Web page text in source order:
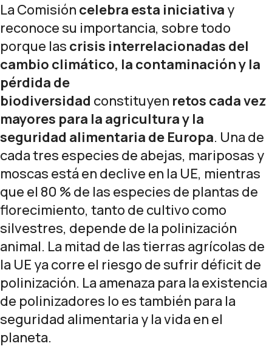
La Comisión celebra esta iniciativa y
reconoce su importancia, sobre todo
porque las crisis interrelacionadas del
cambio climático, la contaminación y la
pérdida de
biodiversidad constituyen retos cada vez
mayores para la agricultura y la
seguridad alimentaria de Europa. Una de
cada tres especies de abejas, mariposas y
moscas está en declive en la UE, mientras
que el 80 % de las especies de plantas de
florecimiento, tanto de cultivo como
silvestres, depende de la polinización
animal. La mitad de las tierras agrícolas de
la UE ya corre el riesgo de sufrir déficit de
polinización. La amenaza para la existencia
de polinizadores lo es también para la
seguridad alimentaria y la vida en el
planeta.